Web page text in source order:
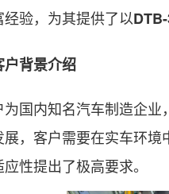
验，为其提供了以
背景介绍
内知名汽车制造企业
，客户需要在实车环
性提出了极高要求。